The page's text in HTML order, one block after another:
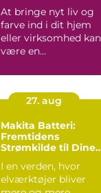
At bringe nyt liv og
farve ind i dit hjem
eller virksomhed kan
være en
handli...
27. aug
Makita Batteri:
Fremtidens
Strømkilde til Dine
I en verden, hvor
elværktøjer bliver